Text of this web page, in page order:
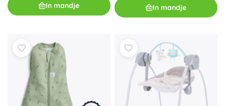
In mandje In mandje